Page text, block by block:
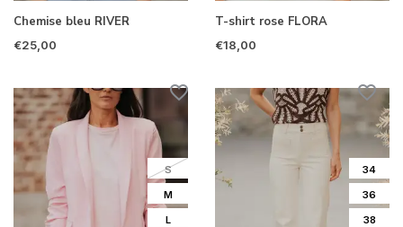
Chemise bleu RIVER
€25,00
T-shirt rose FLORA
€18,00
S
M
L
34
36
38